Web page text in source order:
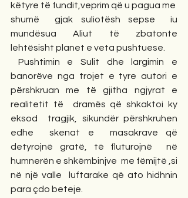
këtyre të fundit,veprim që u pagua me
shumë  gjak suliotësh sepse  iu
mundësua Aliut të zbatonte
lehtësisht planet e veta pushtuese.
Pushtimin e Sulit dhe largimin e
banorëve nga trojet e tyre autori e
përshkruan me të gjitha ngjyrat e
realitetit të  dramës që shkaktoi ky
eksod  tragjik, sikundër përshkruhen
edhe  skenat e  masakrave që
detyrojnë gratë, të fluturojnë  në
humnerën e shkëmbinjve  me fëmijtë ,si
në një valle  luftarake që ato hidhnin
para çdo beteje.